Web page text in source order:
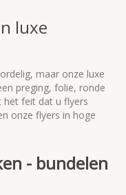
luxe
maar onze luxe
preging, folie, ronde
het feit dat u flyers
onze flyers in hoge
- bundelen